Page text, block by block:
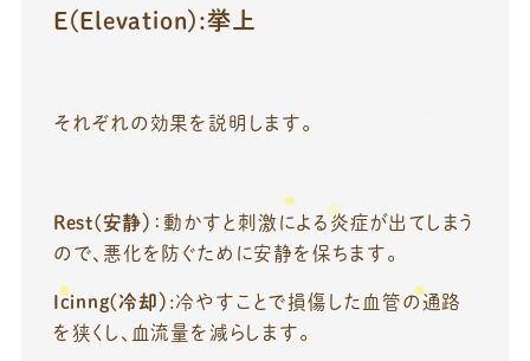
E(Elevation):挙上
それぞれの効果を説明します。
Rest(安静） ：動かすと刺激による炎症が出てしまう
ので、悪化を防ぐために安静を保ちます。
Icinng(冷却） :冷やすことで損傷した血管の通路
を狭くし、血流量を減らします。